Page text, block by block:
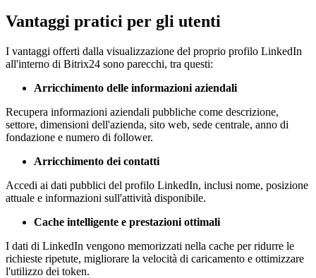
Vantaggi pratici per gli utenti
I vantaggi offerti dalla visualizzazione del proprio profilo LinkedIn
all'interno di Bitrix24 sono parecchi, tra questi:
Arricchimento delle informazioni aziendali
Recupera informazioni aziendali pubbliche come descrizione,
settore, dimensioni dell'azienda, sito web, sede centrale, anno di
fondazione e numero di follower.
Arricchimento dei contatti
Accedi ai dati pubblici del profilo LinkedIn, inclusi nome, posizione
attuale e informazioni sull'attività disponibile.
Cache intelligente e prestazioni ottimali
I dati di LinkedIn vengono memorizzati nella cache per ridurre le
richieste ripetute, migliorare la velocità di caricamento e ottimizzare
l'utilizzo dei token.